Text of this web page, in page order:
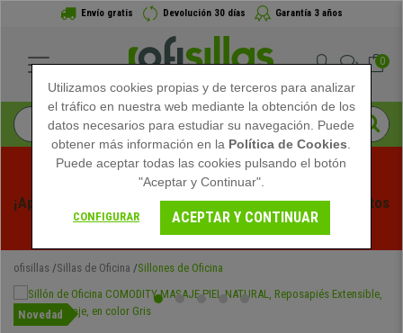
Envío gratis Devolución 30 días Garantía 3 años
0
¡Aprovecha las Rebajas de Verano en Ofisillas! Descuentos
Exclusivos por Tiempo Limitado - Ver Promo
ofisillas Sillas de Oficina Sillones de Oficina
Novedad
Utilizamos cookies propias y de terceros para analizar
el tráfico en nuestra web mediante la obtención de los
datos necesarios para estudiar su navegación. Puede
obtener más información en la Política de Cookies
Puede aceptar todas las cookies pulsando el botón
"Aceptar y Continuar".
CONFIGURAR ACEPTAR Y CONTINUAR